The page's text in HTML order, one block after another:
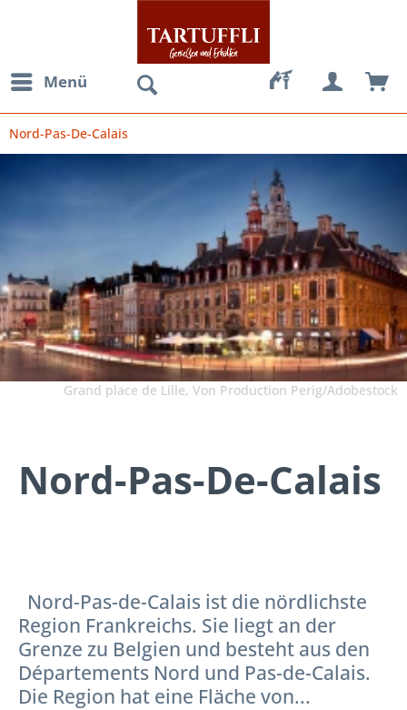
Menü
Nord-Pas-De-Calais
Grand place de Lille, Von Production Perig/Adobestock
Nord-Pas-De-Calais
Nord-Pas-de-Calais ist die nördlichste
Region Frankreichs. Sie liegt an der
Grenze zu Belgien und besteht aus den
Départements Nord und Pas-de-Calais.
Die Region hat eine Fläche von...